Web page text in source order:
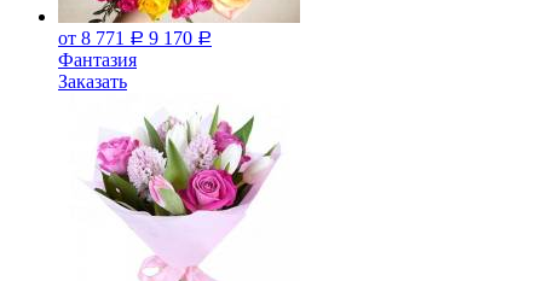
от 8 771 Р 9 170 Р
Фантазия
Заказать